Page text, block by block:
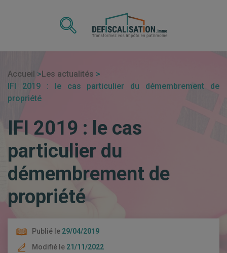
Accueil
Les actualités
IFI 2019 : le cas particulier du démembrement de
propriété
IFI 2019 : le cas
particulier du
démembrement de
propriété
Publié le 29/04/2019
Modifié le 21/11/2022